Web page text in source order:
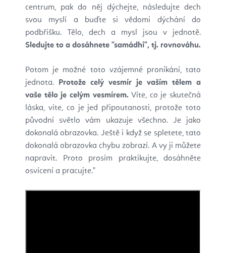
centrum, pak do něj dýchejte, následujte dech
svou myslí a buďte si vědomi dýchání do
podbřišku. Tělo, dech a mysl jsou v jednotě.
Sledujte to a dosáhnete "samádhi", tj. rovnováhu.
Potom je možné toto vzájemné pronikání, tato
jednota. Protože celý vesmír je vaším tělem a
vaše tělo je celým vesmírem. Víte, co je skutečná
láska, víte, co je jed připoutanosti, protože toto
původní světlo vám ukazuje všechno. Je jako
dokonalá obrazovka. Ještě i když se spletete, tato
dokonalá obrazovka chybu zobrazí. A vy ji můžete
napravit. Proto prosím praktikujte, dosáhněte
osvícení a pracujte."